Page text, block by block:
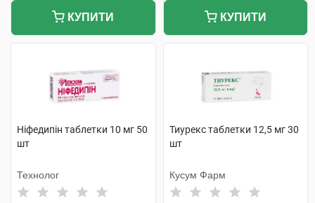
КУПИТИ КУПИТИ
Ніфедипін таблетки 10 мг 50
шт
Технолог
Тиурекс таблетки 12,5 мг 30
шт
Кусум Фарм